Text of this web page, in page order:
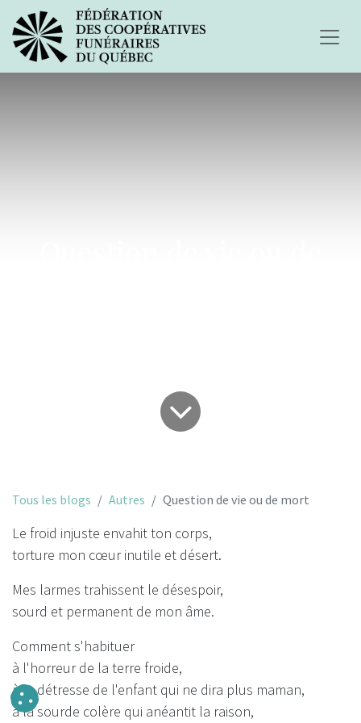
Tous les blogs Autres Question de vie ou de mort
Le froid injuste envahit ton corps,
torture mon cœur inutile et désert.
Mes larmes trahissent le désespoir,
sourd et permanent de mon âme.
Comment s'habituer
à l'horreur de la terre froide,
à la détresse de l'enfant qui ne dira plus maman,
à la sourde colère qui anéantit la raison,